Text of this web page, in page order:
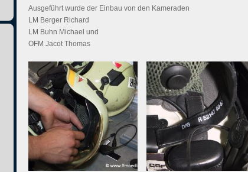
Ausgeführt wurde der Einbau von den Kameraden
LM Berger Richard
LM Buhn Michael und
OFM Jacot Thomas